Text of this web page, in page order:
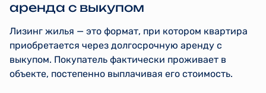
аренда с выкупом
Лизинг жилья — это формат, при котором квартира
приобретается через долгосрочную аренду с
выкупом. Покупатель фактически проживает в
объекте, постепенно выплачивая его стоимость.